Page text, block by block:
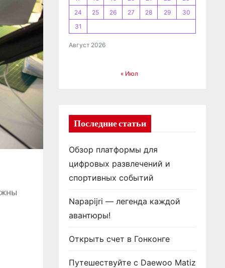
Август 2026
24
25 26 27 28 29
30
31
« Июл
Последние статьи
Обзор платформы для
цифровых развлечений и
спортивных событий
Napapijri — легенда каждой
авантюры!
Открыть счет в Гонконге
Путешествуйте с Daewoo Matiz